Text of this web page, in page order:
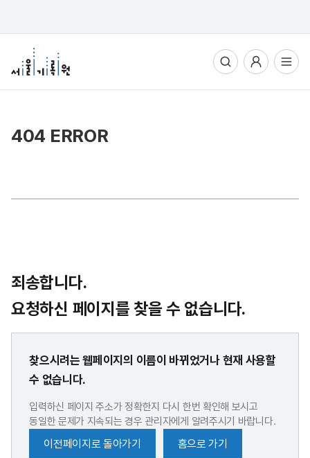
전체메뉴열기
404 ERROR
죄송합니다.
요청하신 페이지를 찾을 수 없습니다.
찾으시려는 웹페이지의 이름이 바뀌었거나 현재 사용할
수 없습니다.
입력하신 페이지 주소가 정확한지 다시 한번 확인해 보시고
동일한 문제가 지속되는 경우 관리자에게 알려주시기 바랍니다.
이전페이지로 돌아가기 홈으로 가기